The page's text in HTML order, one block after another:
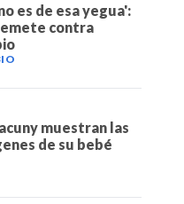
es de esa yegua':
contra
muestran las
de su bebé